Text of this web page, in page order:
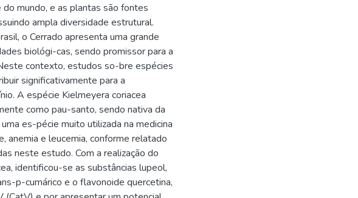
mundo, e as plantas são fontes
ampla diversidade estrutural.
o Cerrado apresenta uma grande
biológi-cas, sendo promissor para a
contexto, estudos so-bre espécies
significativamente para a
A espécie Kielmeyera coriacea
como pau-santo, sendo nativa da
es-pécie muito utilizada na medicina
anemia e leucemia, conforme relatado
neste estudo. Com a realização do
identificou-se as substâncias lupeol,
p-cumárico e o flavonoide quercetina,